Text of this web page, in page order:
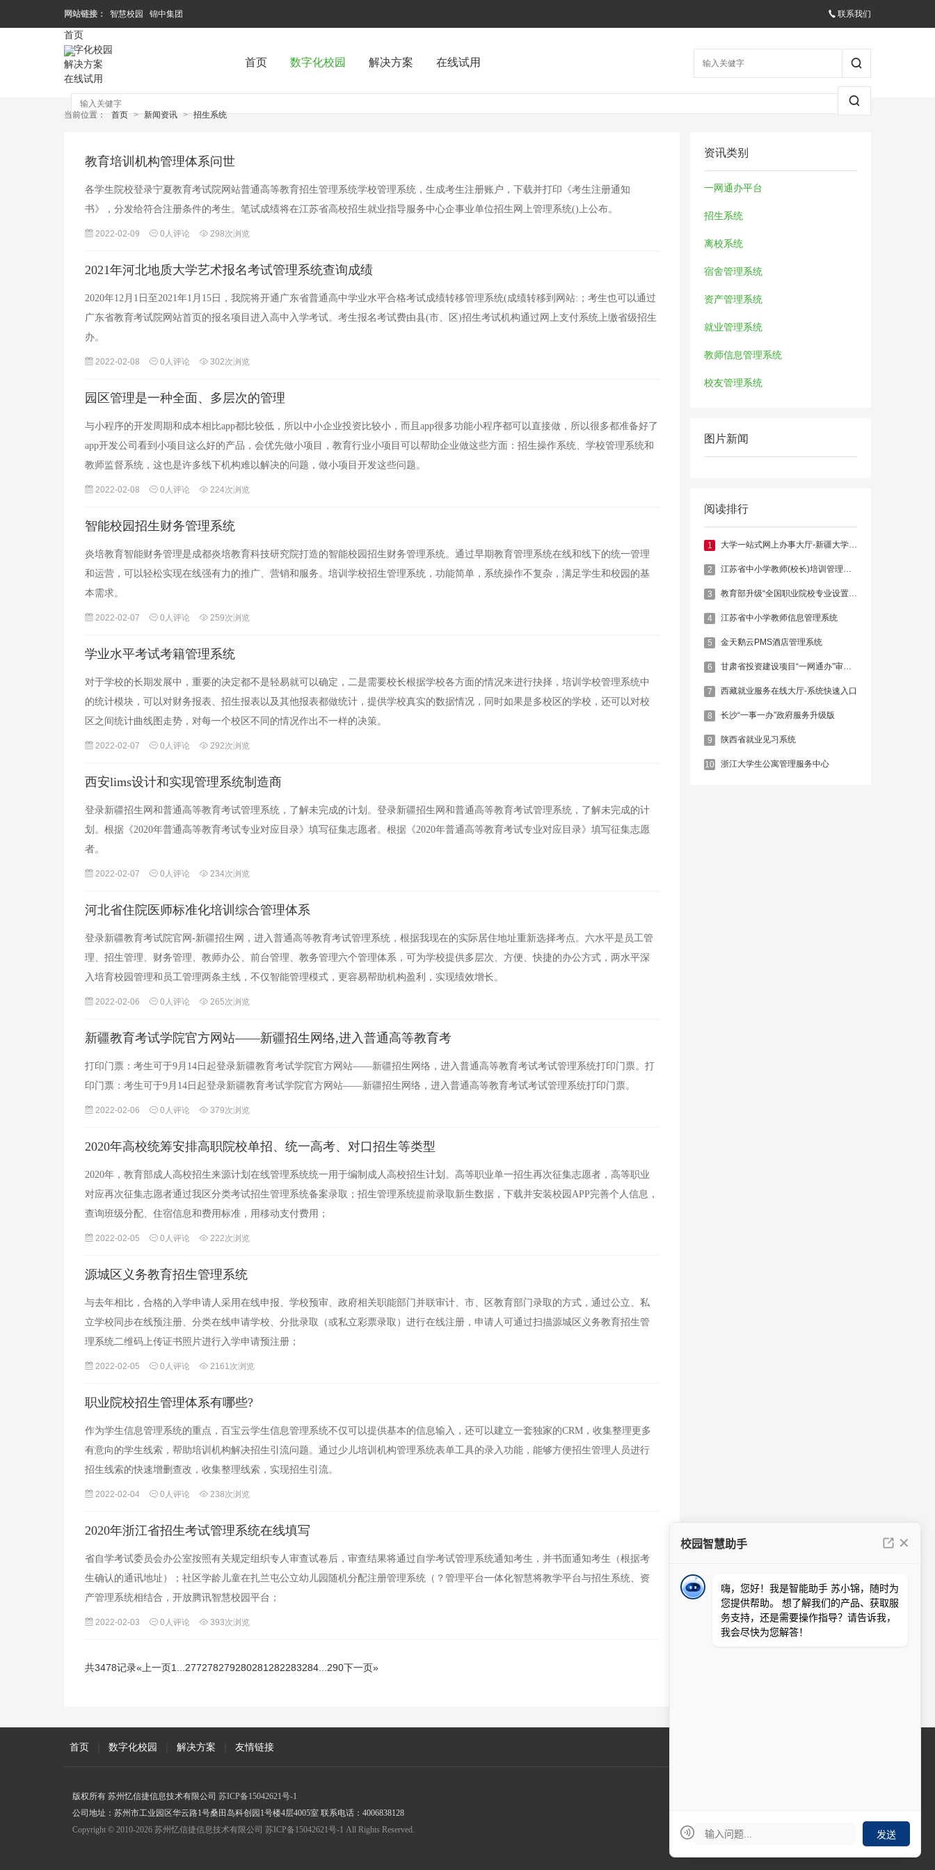
网站链接： 智慧校园 锦中集团 联系我们
首页 数字化校园 解决方案 在线试用
首页
数字化校园
解决方案
在线试用
当前位置： 首页 > 新闻资讯 > 招生系统
资讯类别
一网通办平台
招生系统
离校系统
宿舍管理系统
资产管理系统
就业管理系统
教师信息管理系统
校友管理系统
图片新闻
阅读排行
1 大学一站式网上办事大厅-新疆大学官网
2 江苏省中小学教师(校长)培训管理系统
3 教育部升级“全国职业院校专业设置管理与公共信息服务平台”
4 江苏省中小学教师信息管理系统
5 金天鹅云PMS酒店管理系统
6 甘肃省投资建设项目“一网通办”审批服务平台
7 西藏就业服务在线大厅-系统快速入口
8 长沙“一事一办”政府服务升级版
9 陕西省就业见习系统
10 浙江大学生公寓管理服务中心
教育培训机构管理体系问世
各学生院校登录宁夏教育考试院网站普通高等教育招生管理系统学校管理系统，生成考生注册账户，下载并打印《考生注册通知
书》，分发给符合注册条件的考生。笔试成绩将在江苏省高校招生就业指导服务中心企事业单位招生网上管理系统()上公布。
2022-02-09 0人评论 298次浏览
2021年河北地质大学艺术报名考试管理系统查询成绩
2020年12月1日至2021年1月15日，我院将开通广东省普通高中学业水平合格考试成绩转移管理系统(成绩转移到网站:；考生也可以通过
广东省教育考试院网站首页的报名项目进入高中入学考试。考生报名考试费由县(市、区)招生考试机构通过网上支付系统上缴省级招生
办。
2022-02-08 0人评论 302次浏览
园区管理是一种全面、多层次的管理
与小程序的开发周期和成本相比app都比较低，所以中小企业投资比较小，而且app很多功能小程序都可以直接做，所以很多都准备好了
app开发公司看到小项目这么好的产品，会优先做小项目，教育行业小项目可以帮助企业做这些方面：招生操作系统、学校管理系统和
教师监督系统，这也是许多线下机构难以解决的问题，做小项目开发这些问题。
2022-02-08 0人评论 224次浏览
智能校园招生财务管理系统
炎培教育智能财务管理是成都炎培教育科技研究院打造的智能校园招生财务管理系统。通过早期教育管理系统在线和线下的统一管理
和运营，可以轻松实现在线强有力的推广、营销和服务。培训学校招生管理系统，功能简单，系统操作不复杂，满足学生和校园的基
本需求。
2022-02-07 0人评论 259次浏览
学业水平考试考籍管理系统
对于学校的长期发展中，重要的决定都不是轻易就可以确定，二是需要校长根据学校各方面的情况来进行抉择，培训学校管理系统中
的统计模块，可以对财务报表、招生报表以及其他报表都做统计，提供学校真实的数据情况，同时如果是多校区的学校，还可以对校
区之间统计曲线图走势，对每一个校区不同的情况作出不一样的决策。
2022-02-07 0人评论 292次浏览
西安lims设计和实现管理系统制造商
登录新疆招生网和普通高等教育考试管理系统，了解未完成的计划。登录新疆招生网和普通高等教育考试管理系统，了解未完成的计
划。根据《2020年普通高等教育考试专业对应目录》填写征集志愿者。根据《2020年普通高等教育考试专业对应目录》填写征集志愿
者。
2022-02-07 0人评论 234次浏览
河北省住院医师标准化培训综合管理体系
登录新疆教育考试院官网-新疆招生网，进入普通高等教育考试管理系统，根据我现在的实际居住地址重新选择考点。六水平是员工管
理、招生管理、财务管理、教师办公、前台管理、教务管理六个管理体系，可为学校提供多层次、方便、快捷的办公方式，两水平深
入培育校园管理和员工管理两条主线，不仅智能管理模式，更容易帮助机构盈利，实现绩效增长。
2022-02-06 0人评论 265次浏览
新疆教育考试学院官方网站——新疆招生网络,进入普通高等教育考
打印门票：考生可于9月14日起登录新疆教育考试学院官方网站——新疆招生网络，进入普通高等教育考试考试管理系统打印门票。打
印门票：考生可于9月14日起登录新疆教育考试学院官方网站——新疆招生网络，进入普通高等教育考试考试管理系统打印门票。
2022-02-06 0人评论 379次浏览
2020年高校统筹安排高职院校单招、统一高考、对口招生等类型
2020年，教育部成人高校招生来源计划在线管理系统统一用于编制成人高校招生计划。高等职业单一招生再次征集志愿者，高等职业
对应再次征集志愿者通过我区分类考试招生管理系统备案录取；招生管理系统提前录取新生数据，下载并安装校园APP完善个人信息，
查询班级分配、住宿信息和费用标准，用移动支付费用；
2022-02-05 0人评论 222次浏览
源城区义务教育招生管理系统
与去年相比，合格的入学申请人采用在线申报、学校预审、政府相关职能部门并联审计、市、区教育部门录取的方式，通过公立、私
立学校同步在线预注册、分类在线申请学校、分批录取（或私立彩票录取）进行在线注册，申请人可通过扫描源城区义务教育招生管
理系统二维码上传证书照片进行入学申请预注册；
2022-02-05 0人评论 2161次浏览
职业院校招生管理体系有哪些?
作为学生信息管理系统的重点，百宝云学生信息管理系统不仅可以提供基本的信息输入，还可以建立一套独家的CRM，收集整理更多
有意向的学生线索，帮助培训机构解决招生引流问题。通过少儿培训机构管理系统表单工具的录入功能，能够方便招生管理人员进行
招生线索的快速增删查改，收集整理线索，实现招生引流。
2022-02-04 0人评论 238次浏览
2020年浙江省招生考试管理系统在线填写
省自学考试委员会办公室按照有关规定组织专人审查试卷后，审查结果将通过自学考试管理系统通知考生，并书面通知考生（根据考
生确认的通讯地址）；社区学龄儿童在扎兰屯公立幼儿园随机分配注册管理系统（？管理平台一体化智慧将教学平台与招生系统、资
产管理系统相结合，开放腾讯智慧校园平台；
2022-02-03 0人评论 393次浏览
共3478记录«上一页1 277278279280281 282283284 290下一页»
首页 数字化校园 解决方案 友情链接
版权所有 苏州忆信捷信息技术有限公司 苏ICP备15042621号-1
公司地址：苏州市工业园区华云路1号桑田岛科创园1号楼4层4005室 联系电话：4006838128
Copyright © 2010-2026 苏州忆信捷信息技术有限公司 苏ICP备15042621号-1 All Rights Reserved.